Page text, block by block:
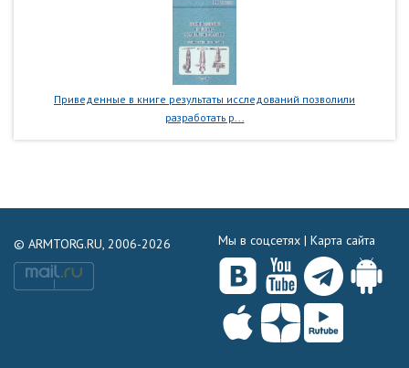
Приведенные в книге результаты исследований позволили
разработать р...
© ARMTORG.RU, 2006-2026 Мы в соцсетях | Карта сайта